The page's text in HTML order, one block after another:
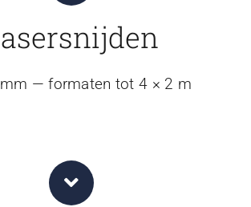
— formaten tot 4 × 2 m